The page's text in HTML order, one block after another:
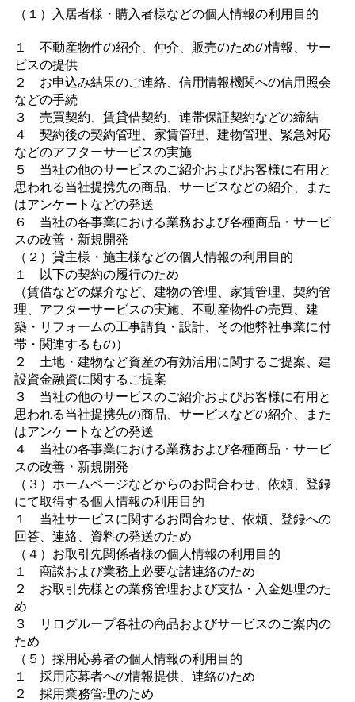
（１）入居者様・購入者様などの個人情報の利用目的
１ 不動産物件の紹介、仲介、販売のための情報、サー
ビスの提供
２ お申込み結果のご連絡、信用情報機関への信用照会
などの手続
３ 売買契約、賃貸借契約、連帯保証契約などの締結
４ 契約後の契約管理、家賃管理、建物管理、緊急対応
などのアフターサービスの実施
５ 当社の他のサービスのご紹介およびお客様に有用と
思われる当社提携先の商品、サービスなどの紹介、また
はアンケートなどの発送
６ 当社の各事業における業務および各種商品・サービ
スの改善・新規開発
（２）貸主様・施主様などの個人情報の利用目的
１ 以下の契約の履行のため
（賃借などの媒介など、建物の管理、家賃管理、契約管
理、アフターサービスの実施、不動産物件の売買、建
築・リフォームの工事請負・設計、その他弊社事業に付
帯・関連するもの）
２ 土地・建物など資産の有効活用に関するご提案、建
設資金融資に関するご提案
３ 当社の他のサービスのご紹介およびお客様に有用と
思われる当社提携先の商品、サービスなどの紹介、また
はアンケートなどの発送
４ 当社の各事業における業務および各種商品・サービ
スの改善・新規開発
（３）ホームページなどからのお問合わせ、依頼、登録
にて取得する個人情報の利用目的
１ 当社サービスに関するお問合わせ、依頼、登録への
回答、連絡、資料の発送のため
（４）お取引先関係者様の個人情報の利用目的
１ 商談および業務上必要な諸連絡のため
２ お取引先様との業務管理および支払・入金処理のた
め
３ リログループ各社の商品およびサービスのご案内の
ため
（５）採用応募者の個人情報の利用目的
１ 採用応募者への情報提供、連絡のため
２ 採用業務管理のため